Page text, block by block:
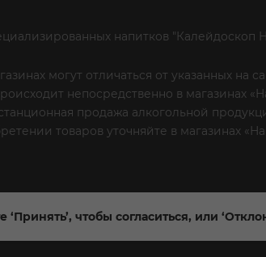
чтобы согласиться, или
напитков
могут отличаться от указанных
непосредственно в
продажа алкогольной
товаров уточняйте в магазинах